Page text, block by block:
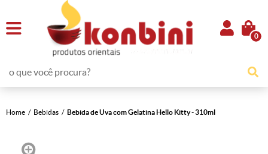
0
Home Bebidas Bebida de Uva com Gelatina Hello Kitty - 310ml